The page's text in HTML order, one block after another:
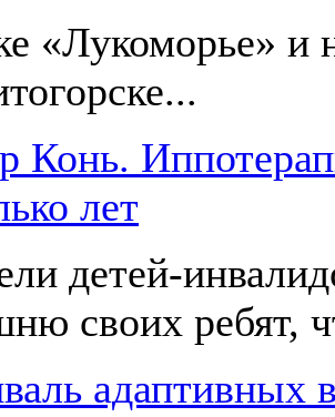
«Лукоморье» и
Конь.
лет
детей-
своих ребят,
адаптивных